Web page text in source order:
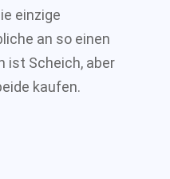
einzige
an so einen
ist Scheich, aber
kaufen.